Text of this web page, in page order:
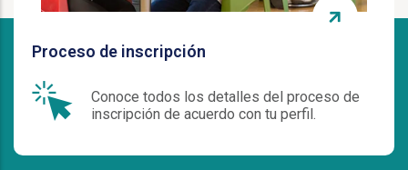
Proceso de inscripción
Conoce todos los detalles del proceso de
inscripción de acuerdo con tu perfil.